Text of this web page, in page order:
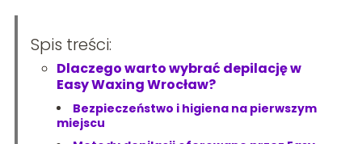
Spis treści:
Dlaczego warto wybrać depilację w
Easy Waxing Wrocław?
Bezpieczeństwo i higiena na pierwszym
miejscu